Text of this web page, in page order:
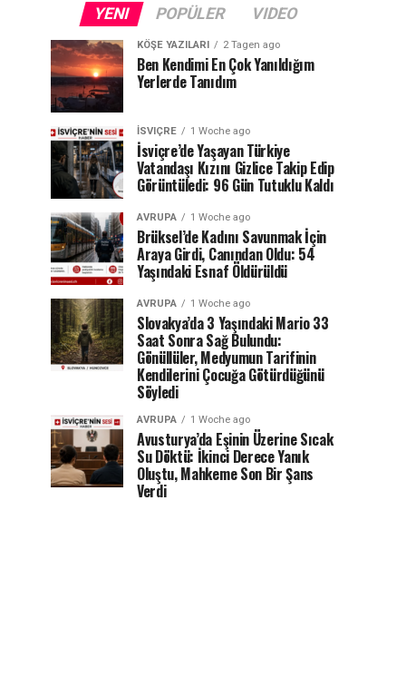
YENI POPÜLER VIDEO
KÖŞE YAZILARI 2 Tagen ago
Ben Kendimi En Çok Yanıldığım
Yerlerde Tanıdım
İSVIÇRE 1 Woche ago
İsviçre’de Yaşayan Türkiye
Vatandaşı Kızını Gizlice Takip Edip
Görüntüledi: 96 Gün Tutuklu Kaldı
AVRUPA 1 Woche ago
Brüksel’de Kadını Savunmak İçin
Araya Girdi, Canından Oldu: 54
Yaşındaki Esnaf Öldürüldü
AVRUPA 1 Woche ago
Slovakya’da 3 Yaşındaki Mario 33
Saat Sonra Sağ Bulundu:
Gönüllüler, Medyumun Tarifinin
Kendilerini Çocuğa Götürdüğünü
Söyledi
AVRUPA 1 Woche ago
Avusturya’da Eşinin Üzerine Sıcak
Su Döktü: İkinci Derece Yanık
Oluştu, Mahkeme Son Bir Şans
Verdi